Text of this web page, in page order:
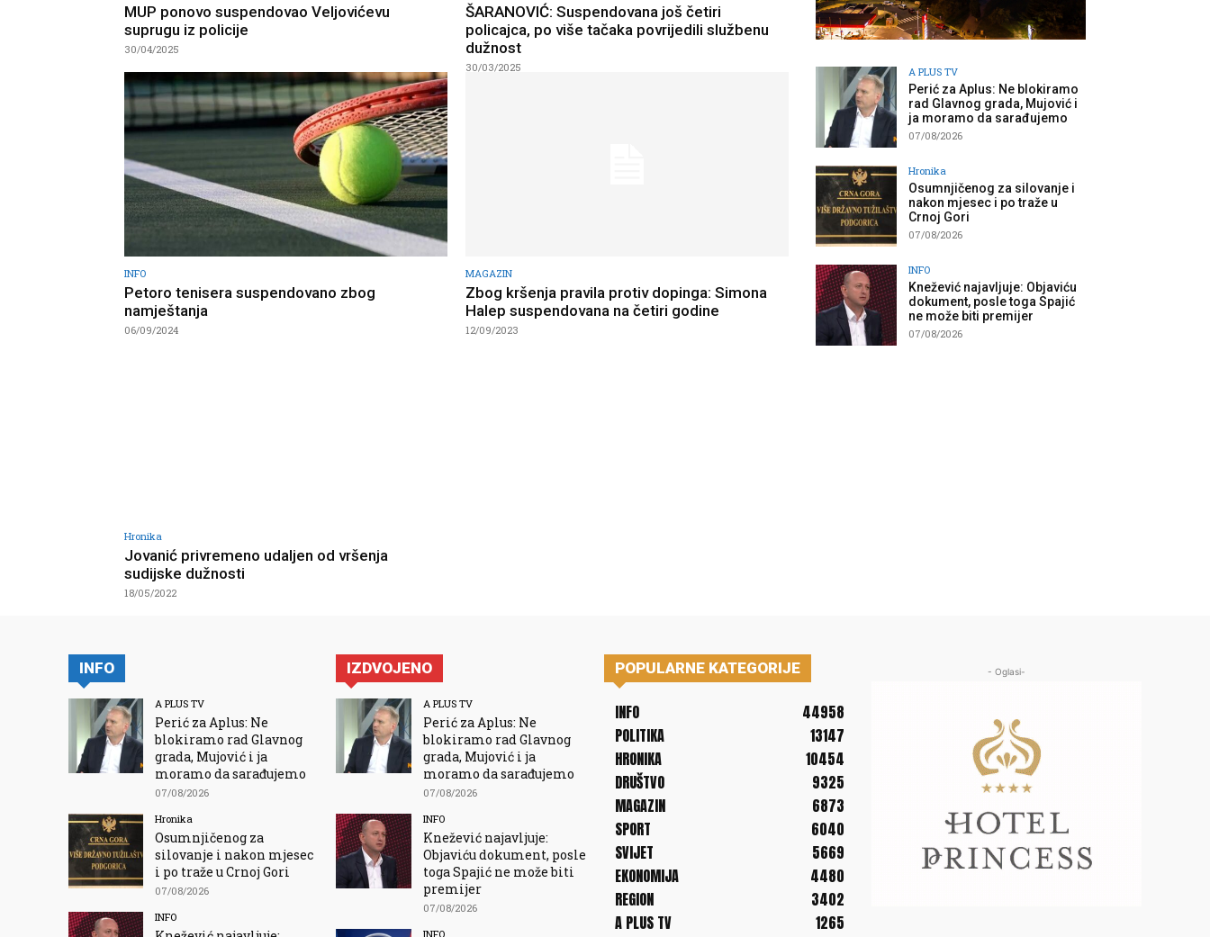
MUP ponovo suspendovao Veljovićevu
suprugu iz policije
30/04/2025
ŠARANOVIĆ: Suspendovana još četiri
policajca, po više tačaka povrijedili službenu
dužnost
30/03/2025
INFO
Petoro tenisera suspendovano zbog
namještanja
06/09/2024
MAGAZIN
Zbog kršenja pravila protiv dopinga: Simona
Halep suspendovana na četiri godine
12/09/2023
Hronika
Jovanić privremeno udaljen od vršenja
sudijske dužnosti
18/05/2022
A PLUS TV
Perić za Aplus: Ne blokiramo
rad Glavnog grada, Mujović i
ja moramo da sarađujemo
07/08/2026
Hronika
Osumnjičenog za silovanje i
nakon mjesec i po traže u
Crnoj Gori
07/08/2026
INFO
Knežević najavljuje: Objaviću
dokument, posle toga Spajić
ne može biti premijer
07/08/2026
INFO
A PLUS TV
Perić za Aplus: Ne
blokiramo rad Glavnog
grada, Mujović i ja
moramo da sarađujemo
07/08/2026
Hronika
Osumnjičenog za
silovanje i nakon mjesec
i po traže u Crnoj Gori
07/08/2026
INFO
IZDVOJENO
A PLUS TV
Perić za Aplus: Ne
blokiramo rad Glavnog
grada, Mujović i ja
moramo da sarađujemo
07/08/2026
INFO
Knežević najavljuje:
Objaviću dokument, posle
toga Spajić ne može biti
premijer
07/08/2026
INFO
POPULARNE KATEGORIJE
INFO
44958
POLITIKA
13147
HRONIKA
10454
DRUŠTVO
9325
MAGAZIN
6873
SPORT
6040
SVIJET
5669
EKONOMIJA
4480
REGION
3402
A PLUS TV
1265
- Oglasi-